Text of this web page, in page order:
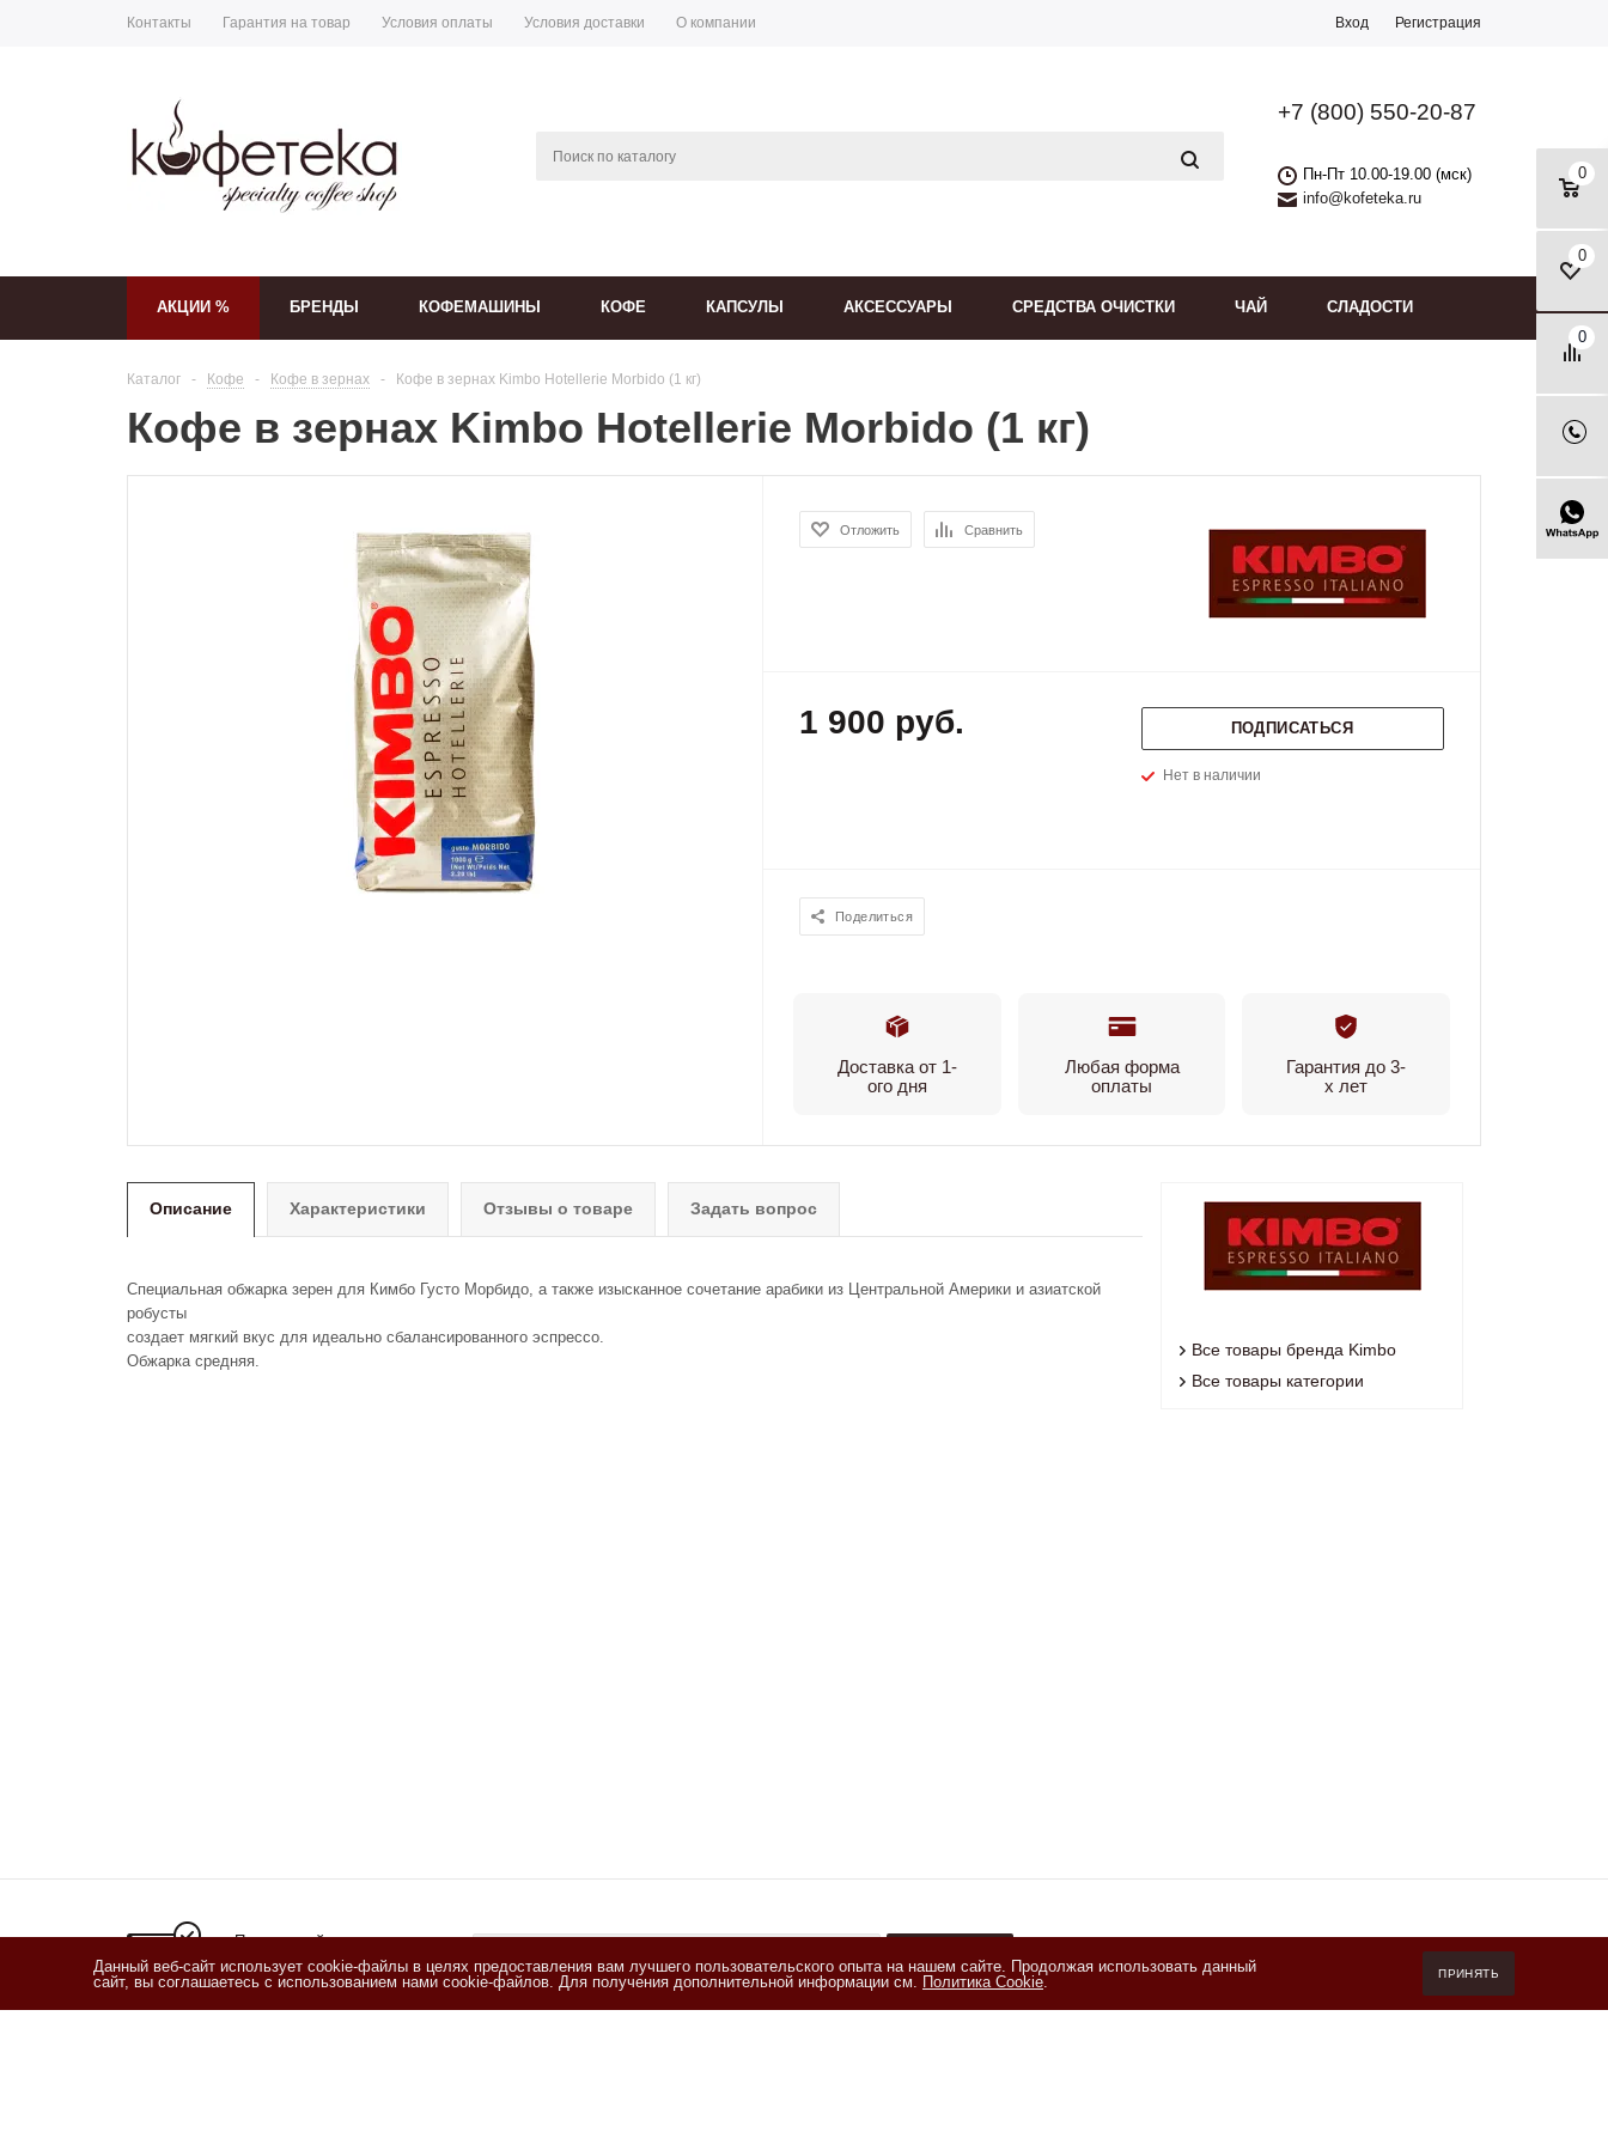
Контакты Гарантия на товар Условия оплаты Условия доставки О компании Вход Регистрация
+7 (800) 550-20-87
Пн-Пт 10.00-19.00 (мск)
info@kofeteka.ru
0
0
0
АКЦИИ % БРЕНДЫ КОФЕМАШИНЫ КОФЕ КАПСУЛЫ АКСЕССУАРЫ СРЕДСТВА ОЧИСТКИ ЧАЙ СЛАДОСТИ
Каталог - Кофе - Кофе в зернах - Кофе в зернах Kimbo Hotellerie Morbido (1 кг)
Кофе в зернах Kimbo Hotellerie Morbido (1 кг)
Отложить Сравнить
1 900 руб. ПОДПИСАТЬСЯ
Нет в наличии
Поделиться
Доставка от 1-
ого дня
Любая форма
оплаты
Гарантия до 3-
х лет
Описание Характеристики Отзывы о товаре Задать вопрос
Специальная обжарка зерен для Кимбо Густо Морбидо, а также изысканное сочетание арабики из Центральной Америки и азиатской
робусты
создает мягкий вкус для идеально сбалансированного эспрессо.
Обжарка средняя.
Все товары бренда Kimbo
Все товары категории
Подписывайтесь
на новости и акции
Я ознакомлен(а) сПолитикой обработки персональных данныхи даю
+7 (800) 550-20-87
Данный веб-сайт использует cookie-файлы в целях предоставления вам лучшего пользовательского опыта на нашем сайте. Продолжая использовать данный
сайт, вы соглашаетесь с использованием нами cookie-файлов. Для получения дополнительной информации см. Политика Cookie. ПРИНЯТЬ